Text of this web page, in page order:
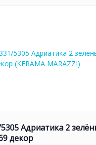
5305 Адриатика 2
декор